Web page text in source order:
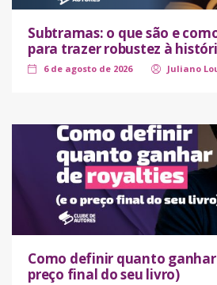
Subtramas: o que são e
para trazer robustez à
6 de agosto de 2026 Juliano
Como definir quanto
preço final do seu livro)